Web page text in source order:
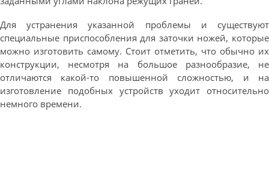
Для устранения указанной проблемы и существуют
специальные приспособления для заточки ножей, которые
можно изготовить самому. Стоит отметить, что обычно их
конструкции, несмотря на большое разнообразие, не
отличаются какой-то повышенной сложностью, и на
изготовление подобных устройств уходит относительно
немного времени.